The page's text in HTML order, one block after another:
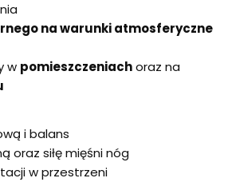
na warunki atmosferyczne
w pomieszczeniachoraz na
i balans
oraz siłę mięśni nóg
w przestrzeni